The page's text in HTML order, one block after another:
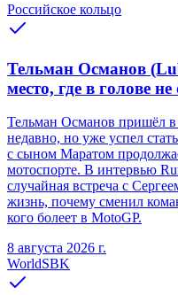
Российское кольцо
Тельман Османов
место, где в голове
Тельман Османов пришёл в
недавно, но уже успел
с сыном Маратом
мотоспорте. В интервью
случайная встреча с
жизнь, почему сменил
кого болеет в MotoGP.
8 августа 2026 г.
WorldSBK